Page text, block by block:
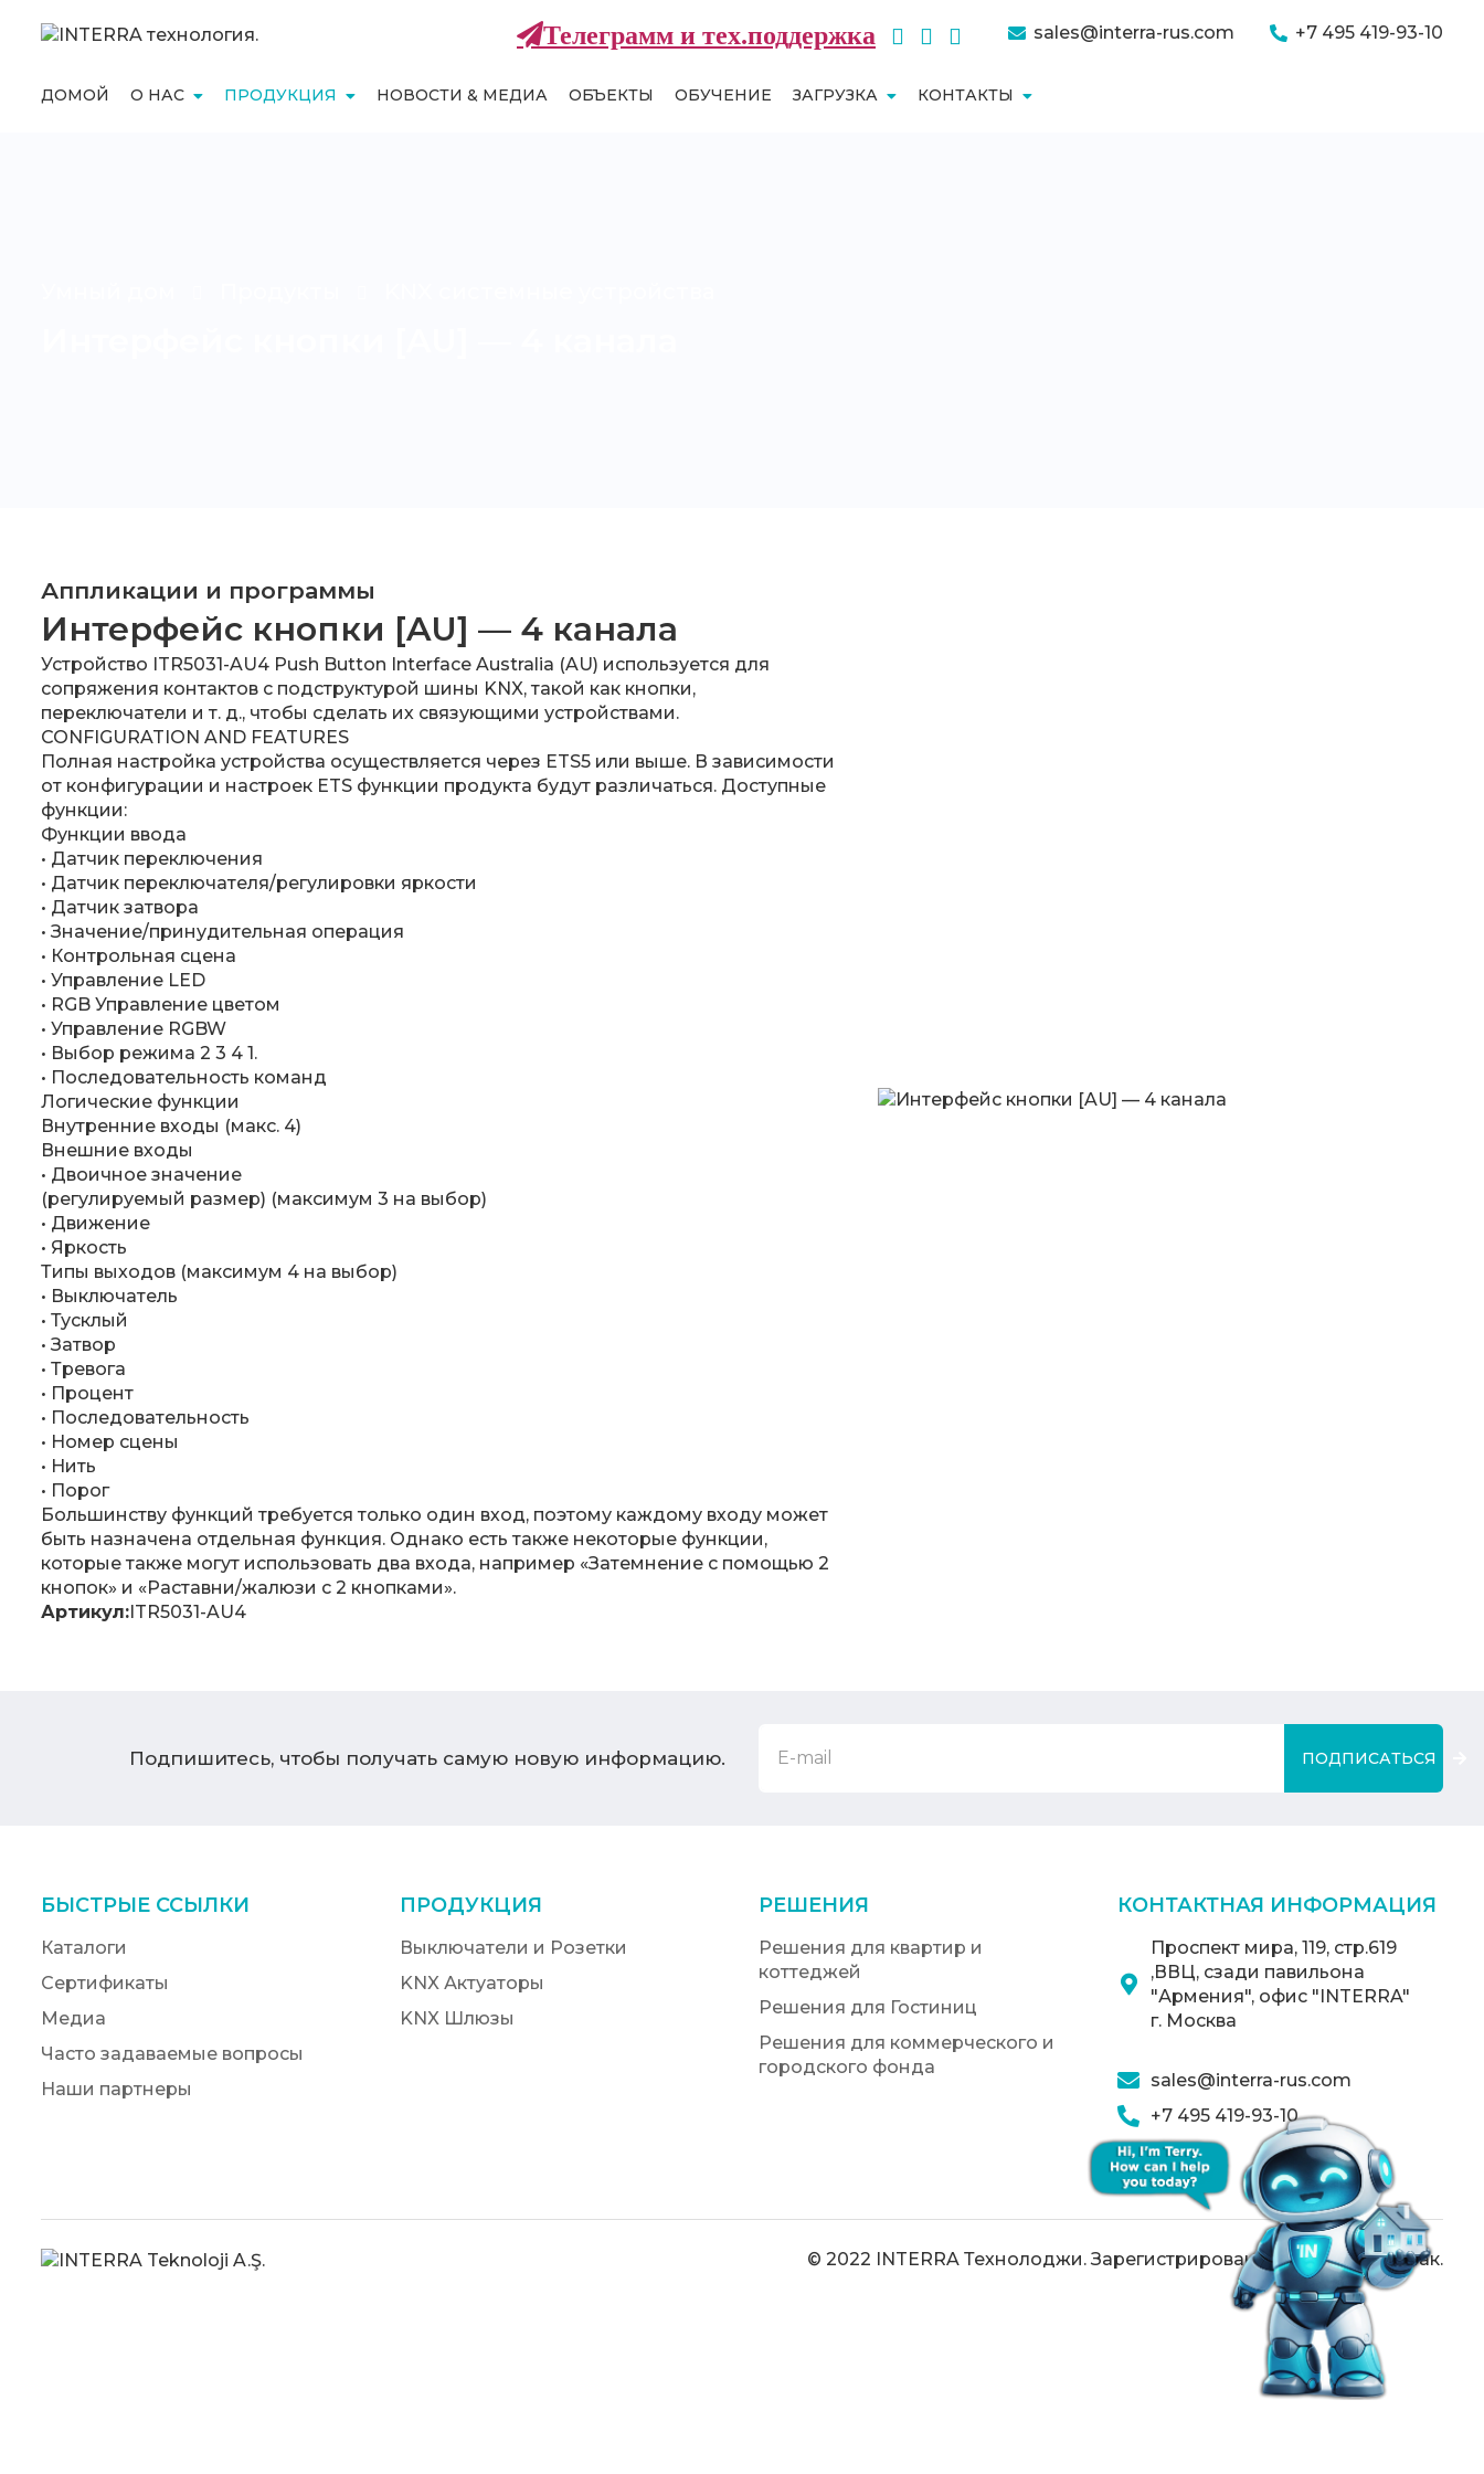
Телеграмм и тех.поддержка sales@interra-rus.com +7 495 419-93-10
ДОМОЙ О НАС ПРОДУКЦИЯ НОВОСТИ & МЕДИА ОБЪЕКТЫ ОБУЧЕНИЕ ЗАГРУЗКА КОНТАКТЫ
Аппликации и программы
Интерфейс кнопки [AU] — 4 канала
Устройство ITR5031-AU4 Push Button Interface Australia (AU) используется для
сопряжения контактов с подструктурой шины KNX, такой как кнопки,
переключатели и т. д., чтобы сделать их связующими устройствами.
CONFIGURATION AND FEATURES
Полная настройка устройства осуществляется через ETS5 или выше. В зависимости
от конфигурации и настроек ETS функции продукта будут различаться. Доступные
функции:
Функции ввода
• Датчик переключения
• Датчик переключателя/регулировки яркости
• Датчик затвора
• Значение/принудительная операция
• Контрольная сцена
• Управление LED
• RGB Управление цветом
• Управление RGBW
• Выбор режима 2 3 4 1.
• Последовательность команд
Логические функции
Внутренние входы (макс. 4)
Внешние входы
• Двоичное значение
(регулируемый размер) (максимум 3 на выбор)
• Движение
• Яркость
Типы выходов (максимум 4 на выбор)
• Выключатель
• Тусклый
• Затвор
• Тревога
• Процент
• Последовательность
• Номер сцены
• Нить
• Порог
Большинству функций требуется только один вход, поэтому каждому входу может
быть назначена отдельная функция. Однако есть также некоторые функции,
которые также могут использовать два входа, например «Затемнение с помощью 2
кнопок» и «Раставни/жалюзи с 2 кнопками».
Артикул:ITR5031-AU4
Подпишитесь, чтобы получать самую новую информацию. ПОДПИСАТЬСЯ
БЫСТРЫЕ ССЫЛКИ
Каталоги
Сертификаты
Медиа
Часто задаваемые вопросы
Наши партнеры
ПРОДУКЦИЯ
Выключатели и Розетки
KNX Актуаторы
KNX Шлюзы
РЕШЕНИЯ
Решения для квартир и
коттеджей
Решения для Гостиниц
Решения для коммерческого и
городского фонда
КОНТАКТНАЯ ИНФОРМАЦИЯ
Проспект мира, 119, стр.619
,ВВЦ, сзади павильона
"Армения", офис "INTERRA"
г. Москва
sales@interra-rus.com
+7 495 419-93-10
© 2022 INTERRA Технолоджи. Зарегистрированный товарный знак.